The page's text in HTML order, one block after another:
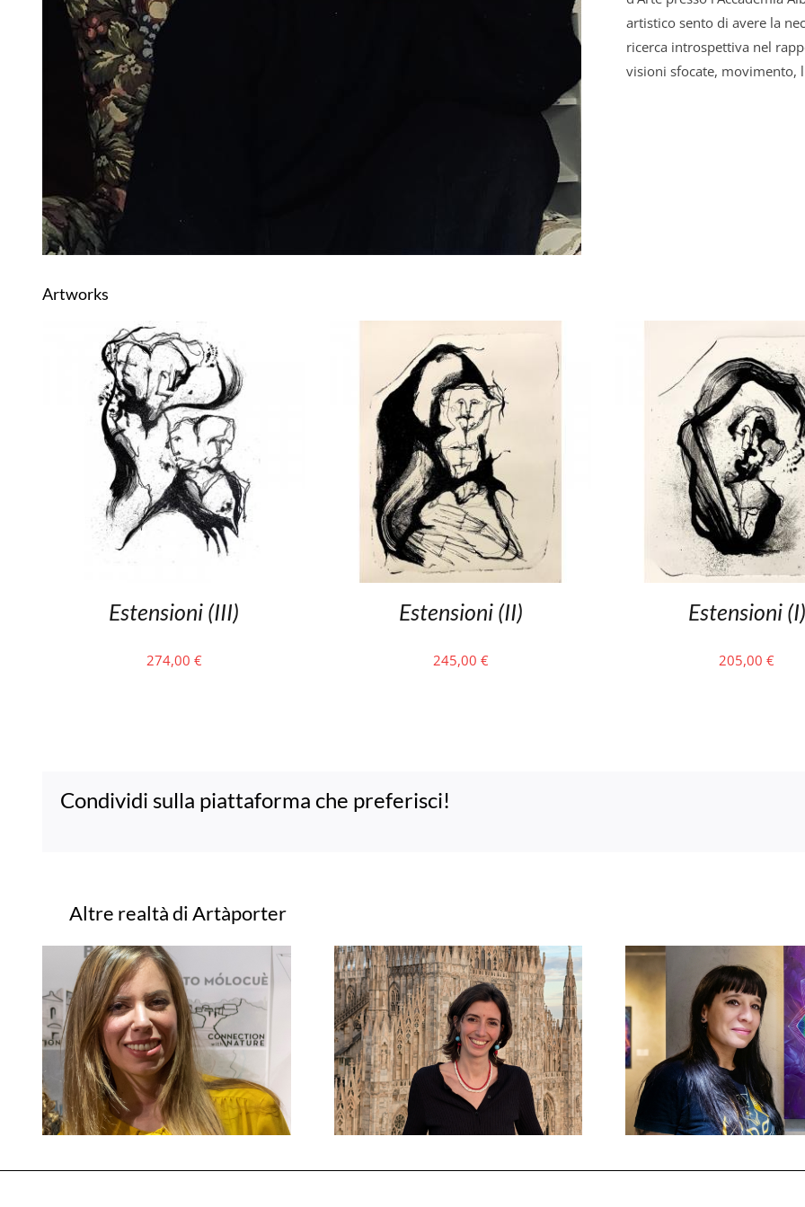
artistico sento di avere la
ricerca introspettiva nel
visioni sfocate, movimento,
Artworks
Estensioni (III)
274,00 €
Estensioni (II)
245,00 €
Estensioni (I)
205,00€
Condividi sulla piattaforma che preferisci!
Progetti correlati